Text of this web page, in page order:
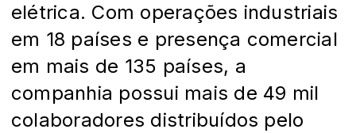
elétrica. Com operações industriais
em 18 países e presença comercial
em mais de 135 países, a
companhia possui mais de 49 mil
colaboradores distribuídos pelo